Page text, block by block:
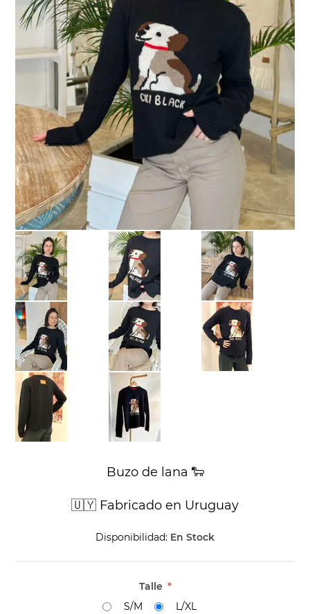
Buzo de lana 🐑
🇺🇾 Fabricado en Uruguay
Disponibilidad: En Stock
Talle *
S/M
L/XL